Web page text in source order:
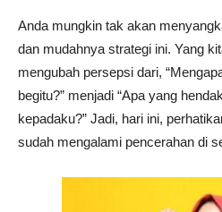
Anda mungkin tak akan
dan mudahnya strategi ini. Yang
mengubah persepsi dari,
begitu?” menjadi “Apa yang
kepadaku?” Jadi, hari ini,
sudah mengalami pencerahan di